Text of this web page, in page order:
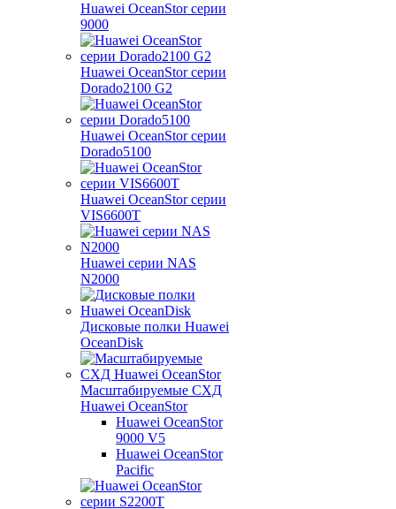
Huawei OceanStor серии
9000
Huawei OceanStor серии
Dorado2100 G2
Huawei OceanStor серии
Dorado5100
Huawei OceanStor серии
VIS6600T
Huawei серии NAS
N2000
Дисковые полки Huawei
OceanDisk
Масштабируемые СХД
Huawei OceanStor
Huawei OceanStor
9000 V5
Huawei OceanStor
Pacific